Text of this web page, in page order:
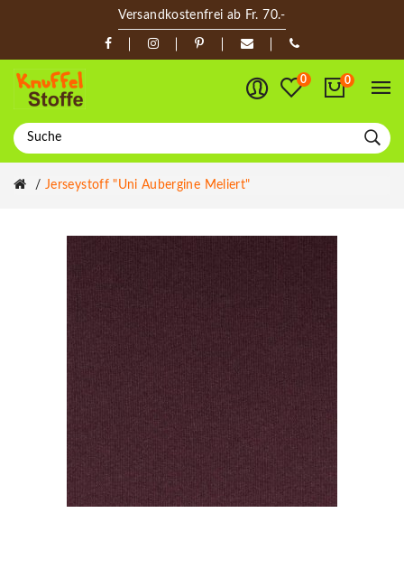
Versandkostenfrei ab Fr. 70.-
0 0
Jerseystoff "Uni Aubergine Meliert"